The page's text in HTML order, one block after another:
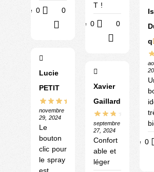
Utile 0 0
Lucie
PETIT
novembre
29, 2024
Le
bouton
clic pour
le spray
est
T !
Utile 0 0
Xavier
Gaillard
septembre
27, 2024
Confort
able et
léger
q
Utile 0